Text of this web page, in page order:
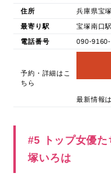
住所 兵庫県宝
最寄り駅 宝塚南口駅
電話番号 090-
予約・詳細はこ
ちら
最新情報
#5 トップ女優
塚いろは